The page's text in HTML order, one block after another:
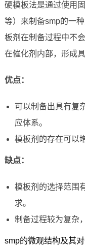
硬模板法是通过使用
等）来制备smp的一
板剂在制备过程中不
在催化剂内部，形成
优点：
可以制备出具有复
应体系。
模板剂的存在可以
缺点：
模板剂的选择范围
求。
制备过程较为复杂
smp的微观结构及其